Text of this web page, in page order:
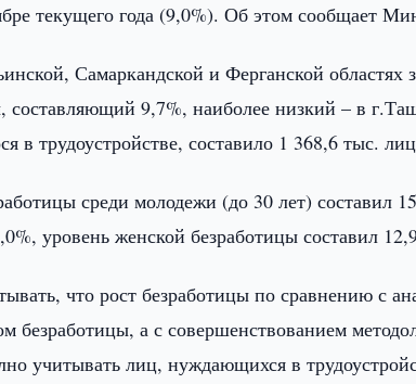
текущего года (9,0%). Об этом сообщает
Самаркандской и Ферганской областях
составляющий 9,7%, наиболее низкий – в
в трудоустройстве, составило 1 368,6 тыс.
среди молодежи (до 30 лет) составил
уровень женской безработицы составил
что рост безработицы по сравнению с
безработицы, а с совершенствованием
учитывать лиц, нуждающихся в